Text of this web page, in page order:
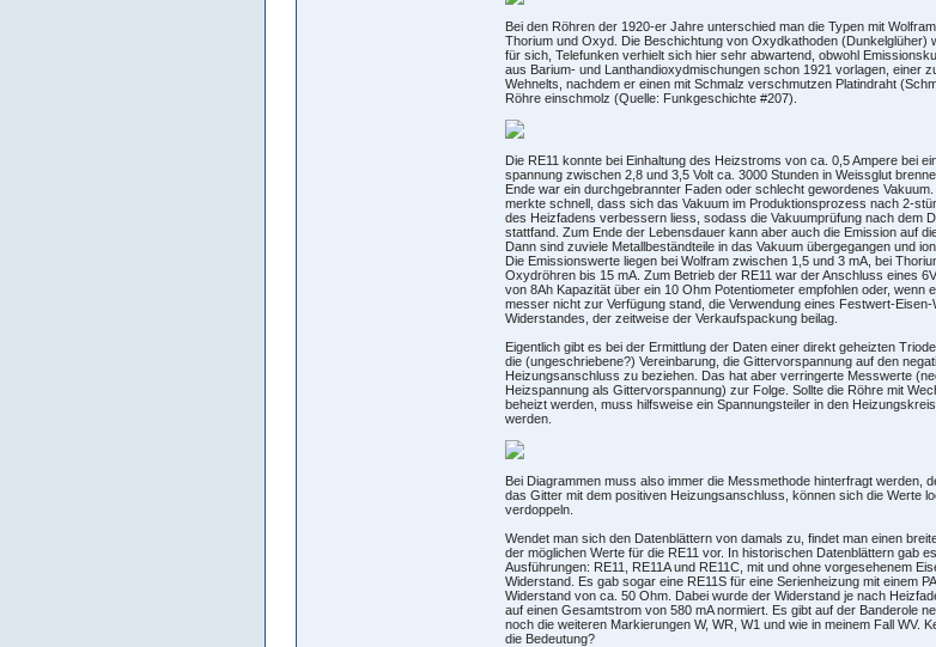
Bei den Röhren der 1920-er Jahre unterschied man die Typen mit
Thorium und Oxyd. Die Beschichtung von Oxydkathoden (Dunkelglüher)
für sich, Telefunken verhielt sich hier sehr abwartend, obwohl
aus Barium- und Lanthandioxydmischungen schon 1921 vorlagen, einer
Wehnelts, nachdem er einen mit Schmalz verschmutzen Platindraht
Röhre einschmolz (Quelle: Funkgeschichte #207).
Die RE11 konnte bei Einhaltung des Heizstroms von ca. 0,5 Ampere bei
spannung zwischen 2,8 und 3,5 Volt ca. 3000 Stunden in Weissglut
Ende war ein durchgebrannter Faden oder schlecht gewordenes Vakuum.
merkte schnell, dass sich das Vakuum im Produktionsprozess nach 2-
des Heizfadens verbessern liess, sodass die Vakuumprüfung nach dem
stattfand. Zum Ende der Lebensdauer kann aber auch die Emission auf
Dann sind zuviele Metallbeständteile in das Vakuum übergegangen und
Die Emissionswerte liegen bei Wolfram zwischen 1,5 und 3 mA, bei
Oxydröhren bis 15 mA. Zum Betrieb der RE11 war der Anschluss eines
von 8Ah Kapazität über ein 10 Ohm Potentiometer empfohlen oder, wenn
messer nicht zur Verfügung stand, die Verwendung eines Festwert-
Widerstandes, der zeitweise der Verkaufspackung beilag.
Eigentlich gibt es bei der Ermittlung der Daten einer direkt geheizten
die (ungeschriebene?) Vereinbarung, die Gittervorspannung auf den
Heizungsanschluss zu beziehen. Das hat aber verringerte Messwerte
Heizspannung als Gittervorspannung) zur Folge. Sollte die Röhre mit
beheizt werden, muss hilfsweise ein Spannungsteiler in den
werden.
Bei Diagrammen muss also immer die Messmethode hinterfragt werden,
das Gitter mit dem positiven Heizungsanschluss, können sich die Werte
verdoppeln.
Wendet man sich den Datenblättern von damals zu, findet man einen
der möglichen Werte für die RE11 vor. In historischen Datenblättern gab
Ausführungen: RE11, RE11A und RE11C, mit und ohne vorgesehenem
Widerstand. Es gab sogar eine RE11S für eine Serienheizung mit einem
Widerstand von ca. 50 Ohm. Dabei wurde der Widerstand je nach
auf einen Gesamtstrom von 580 mA normiert. Es gibt auf der Banderole
noch die weiteren Markierungen W, WR, W1 und wie in meinem Fall WV.
die Bedeutung?